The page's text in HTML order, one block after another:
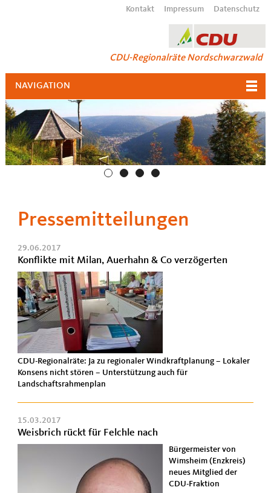
Kontakt Impressum Datenschutz
CDU-Regionalräte Nordschwarzwald
NAVIGATION
Pressemitteilungen
29.06.2017
Konflikte mit Milan, Auerhahn & Co verzögerten
CDU-Regionalräte: Ja zu regionaler Windkraftplanung – Lokaler
Konsens nicht stören – Unterstützung auch für
Landschaftsrahmenplan
15.03.2017
Weisbrich rückt für Felchle nach
Bürgermeister von
Wimsheim (Enzkreis)
neues Mitglied der
CDU-Fraktion